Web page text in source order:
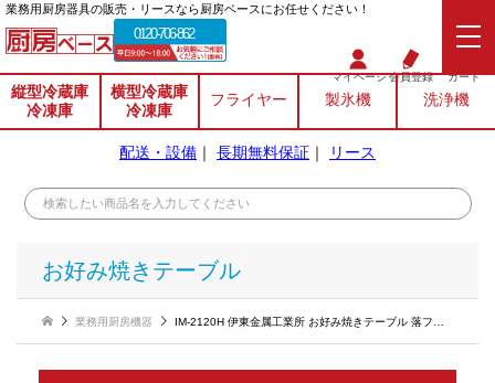
業務⽤厨房器具の販売・リースなら厨房ベースにお任せください！
0120-706-862
マイページ会員登録 カート
縦型冷蔵庫
冷凍庫
横型冷蔵庫
冷凍庫
フライヤー 製氷機 洗浄機
配送・設備 ｜ 長期無料保証 ｜ リース
お好み焼きテーブル
業務用厨房機器 IM-2120H 伊東金属工業所 お好み焼きテーブル 落フタ付